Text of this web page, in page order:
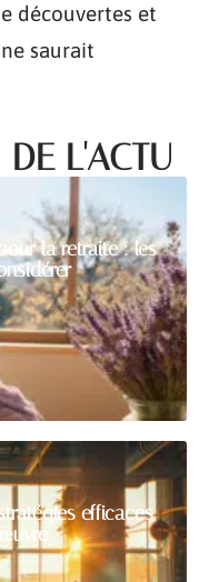
découvertes et
saurait
L'ACTU
la retraite : les
efficaces